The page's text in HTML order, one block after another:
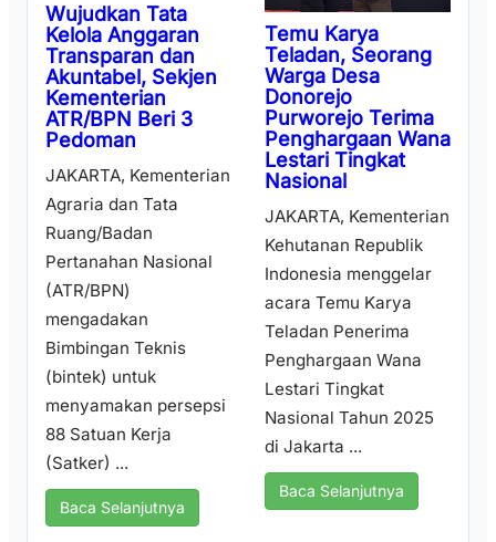
Wujudkan Tata
Kelola Anggaran
Transparan dan
Akuntabel, Sekjen
Kementerian
ATR/BPN Beri 3
Pedoman
JAKARTA, Kementerian
Agraria dan Tata
Ruang/Badan
Pertanahan Nasional
(ATR/BPN)
mengadakan
Bimbingan Teknis
(bintek) untuk
menyamakan persepsi
88 Satuan Kerja
(Satker) ...
Baca Selanjutnya
Temu Karya
Teladan, Seorang
Warga Desa
Donorejo
Purworejo Terima
Penghargaan Wana
Lestari Tingkat
Nasional
JAKARTA, Kementerian
Kehutanan Republik
Indonesia menggelar
acara Temu Karya
Teladan Penerima
Penghargaan Wana
Lestari Tingkat
Nasional Tahun 2025
di Jakarta ...
Baca Selanjutnya